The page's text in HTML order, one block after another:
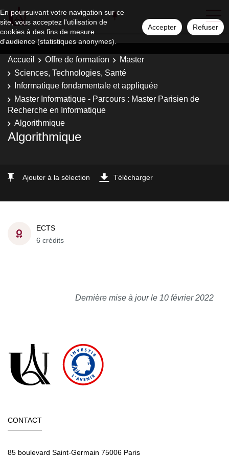
En poursuivant votre navigation sur ce
site, vous acceptez l'utilisation de
cookies à des fins de mesure
d'audience (statistiques anonymes).
Accepter Refuser
Accueil Offre de formation
Master
Sciences, Technologies, Santé
Informatique fondamentale et appliquée
Master Informatique - Parcours : Master Parisien de
Recherche en Informatique
Algorithmique
Algorithmique
Ajouter à la sélection Télécharger
ECTS
6 crédits
Dernière mise à jour le 10 février 2022
CONTACT
85 boulevard Saint-Germain 75006 Paris